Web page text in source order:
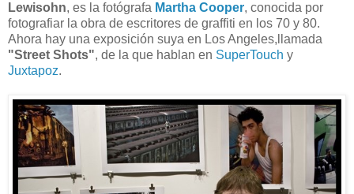
Lewisohn, es la fotógrafa Martha Cooper, conocida por
fotografiar la obra de escritores de graffiti en los 70 y 80.
Ahora hay una exposición suya en Los Angeles,llamada
"Street Shots", de la que hablan en SuperTouch y
Juxtapoz.